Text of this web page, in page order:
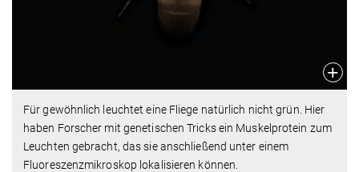
Für gewöhnlich leuchtet eine Fliege natürlich nicht grün. Hier
haben Forscher mit genetischen Tricks ein Muskelprotein zum
Leuchten gebracht, das sie anschließend unter einem
Fluoreszenzmikroskop lokalisieren können.